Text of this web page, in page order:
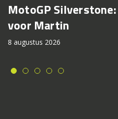
MotoGP
voor Martin
8 augustus 2026